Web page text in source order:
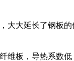
大延长了钢板的
板，导热系数低